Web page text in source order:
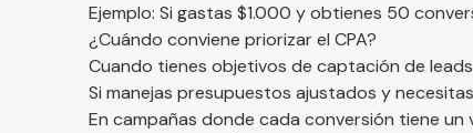
Ejemplo: Si gastas $1.000 y obtienes 50
¿Cuándo conviene priorizar el CPA?
Cuando tienes objetivos de captación de
Si manejas presupuestos ajustados y
En campañas donde cada conversión tiene